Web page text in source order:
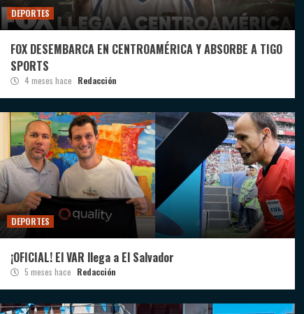
DEPORTES
FOX DESEMBARCA EN CENTROAMÉRICA Y ABSORBE A TIGO
SPORTS
4 meses hace Redacción
DEPORTES
¡OFICIAL! El VAR llega a El Salvador
5 meses hace Redacción